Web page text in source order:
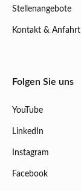
Stellenangebote
Kontakt & Anfahrt
Folgen Sie uns
YouTube
LinkedIn
Instagram
Facebook